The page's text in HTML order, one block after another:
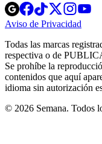
Opens
in
new
Opens
in
new
Opens
in
new
window
Opens
new
Aviso de Privacidad
new
Todas las marcas
respectiva o de
Se prohíbe la
contenidos que aquí
idioma sin autorización
© 2026 Semana. Todos